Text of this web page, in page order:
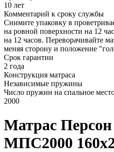
10 лет
Комментарий к сроку службы
Снимите упаковку в
на ровной поверхности на 12
на 12 часов. Переворачивайте
меняя сторону и положение
Срок гарантии
2 года
Конструкция матраса
Независимые пружины
Число пружин на спальное
2000
Матрас
МПС2000